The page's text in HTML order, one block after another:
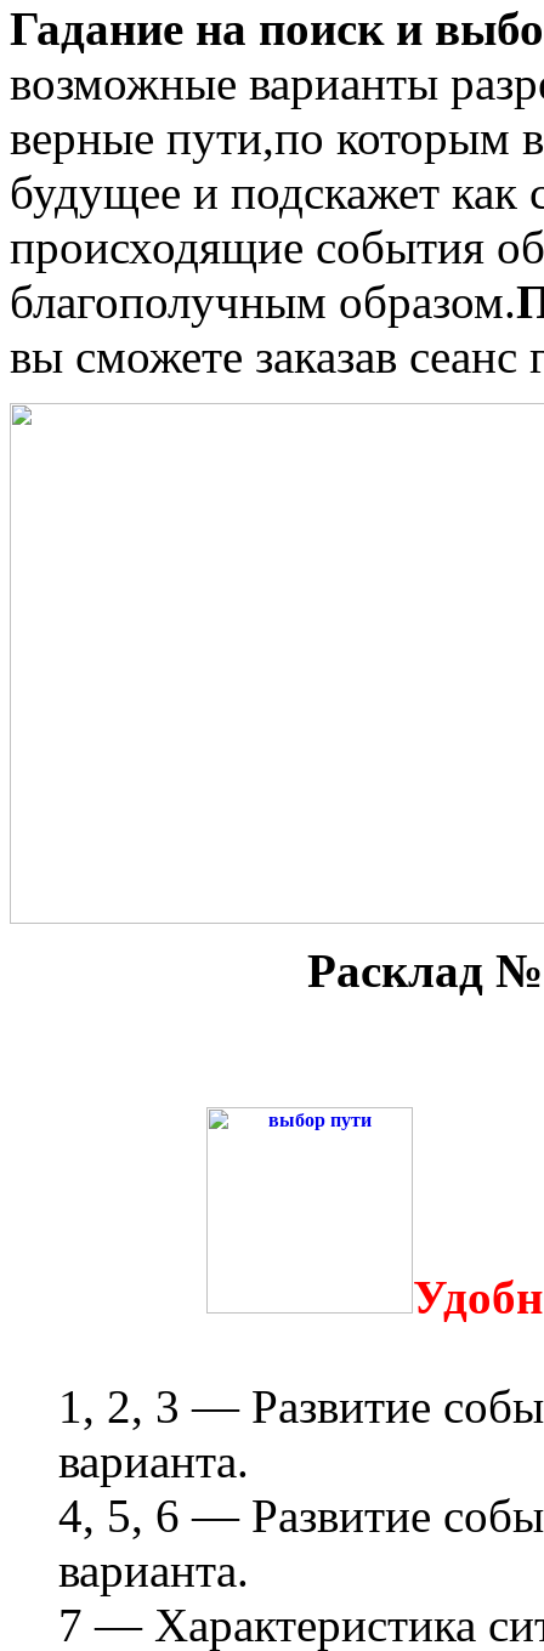
Гадание на поиск и
возможные варианты
верные пути,по которым
будущее и подскажет как
происходящие события
благополучным образом.
вы сможете заказав сеанс
Расклад
1, 2, 3 — Развитие
варианта.
4, 5, 6 — Развитие
варианта.
7 — Характеристика